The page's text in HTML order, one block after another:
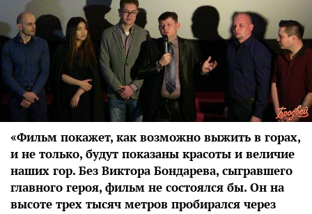
«Фильм покажет, как возможно выжить в горах,
и не только, будут показаны красоты и величие
наших гор. Без Виктора Бондарева, сыгравшего
главного героя, фильм не состоялся бы. Он на
высоте трех тысяч метров пробирался через